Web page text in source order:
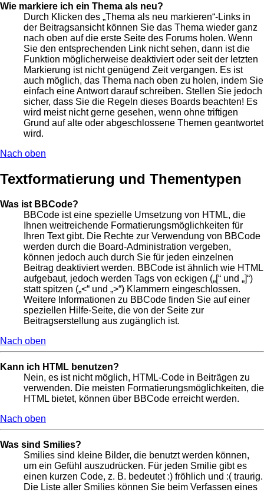
Wie markiere ich ein Thema als neu?
Durch Klicken des „Thema als neu markieren“-Links in
der Beitragsansicht können Sie das Thema wieder ganz
nach oben auf die erste Seite des Forums holen. Wenn
Sie den entsprechenden Link nicht sehen, dann ist die
Funktion möglicherweise deaktiviert oder seit der letzten
Markierung ist nicht genügend Zeit vergangen. Es ist
auch möglich, das Thema nach oben zu holen, indem Sie
einfach eine Antwort darauf schreiben. Stellen Sie jedoch
sicher, dass Sie die Regeln dieses Boards beachten! Es
wird meist nicht gerne gesehen, wenn ohne triftigen
Grund auf alte oder abgeschlossene Themen geantwortet
wird.
Nach oben
Textformatierung und Thementypen
Was ist BBCode?
BBCode ist eine spezielle Umsetzung von HTML, die
Ihnen weitreichende Formatierungsmöglichkeiten für
Ihren Text gibt. Die Rechte zur Verwendung von BBCode
werden durch die Board-Administration vergeben,
können jedoch auch durch Sie für jeden einzelnen
Beitrag deaktiviert werden. BBCode ist ähnlich wie HTML
aufgebaut, jedoch werden Tags von eckigen („[“ und „]“)
statt spitzen („<“ und „>“) Klammern eingeschlossen.
Weitere Informationen zu BBCode finden Sie auf einer
speziellen Hilfe-Seite, die von der Seite zur
Beitragserstellung aus zugänglich ist.
Nach oben
Kann ich HTML benutzen?
Nein, es ist nicht möglich, HTML-Code in Beiträgen zu
verwenden. Die meisten Formatierungsmöglichkeiten, die
HTML bietet, können über BBCode erreicht werden.
Nach oben
Was sind Smilies?
Smilies sind kleine Bilder, die benutzt werden können,
um ein Gefühl auszudrücken. Für jeden Smilie gibt es
einen kurzen Code, z. B. bedeutet :) fröhlich und :( traurig.
Die Liste aller Smilies können Sie beim Verfassen eines